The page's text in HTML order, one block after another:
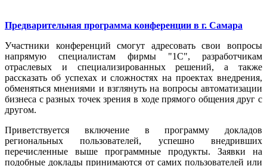
Предварительная программа конференции в г. Самара
Участники конференций смогут адресовать свои вопросы
напрямую специалистам фирмы "1С", разработчикам
отраслевых и специализированных решений, а также
рассказать об успехах и сложностях на проектах внедрения,
обменяться мнениями и взглянуть на вопросы автоматизации
бизнеса с разных точек зрения в ходе прямого общения друг с
другом.
Приветствуется включение в программу докладов
региональных пользователей, успешно внедривших
перечисленные выше программные продукты. Заявки на
подобные доклады принимаются от самих пользователей или